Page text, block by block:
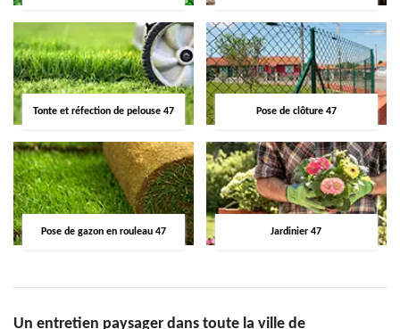
Tonte et réfection de pelouse 47 Pose de clôture 47
Pose de gazon en rouleau 47 Jardinier 47
Un entretien paysager dans toute la ville de